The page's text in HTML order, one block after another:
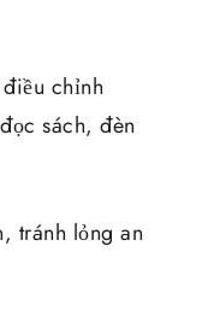
chỉnh
sách, đèn
tránh lỏng an